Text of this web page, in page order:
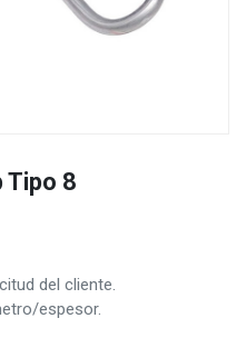
Tipo 8
del cliente.
espesor.